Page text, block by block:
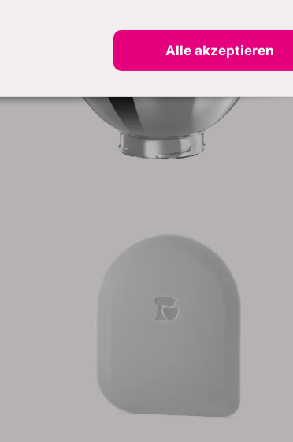
Alle akzeptieren